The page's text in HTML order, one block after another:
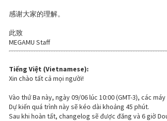
感谢大家的理解。
此致
MEGAMU Staff
Tiếng Việt (Vietnamese):
Xin chào tất cả mọi người!
Vào thứ Ba này, ngày 09/06 lúc 10:00 (GMT-3), các
Dự kiến quá trình này sẽ kéo dài khoảng 45 phút.
Sau khi hoàn tất, changelog sẽ được đăng và 6 giờ